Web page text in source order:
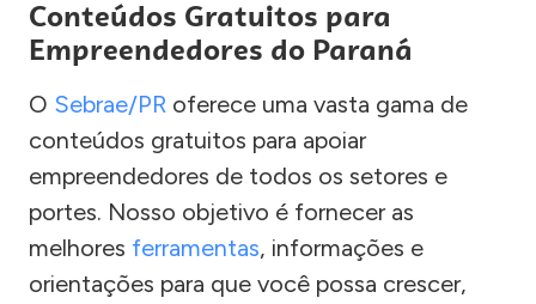
Conteúdos Gratuitos para
Empreendedores do Paraná
O Sebrae/PR oferece uma vasta gama de
conteúdos gratuitos para apoiar
empreendedores de todos os setores e
portes. Nosso objetivo é fornecer as
melhores ferramentas, informações e
orientações para que você possa crescer,